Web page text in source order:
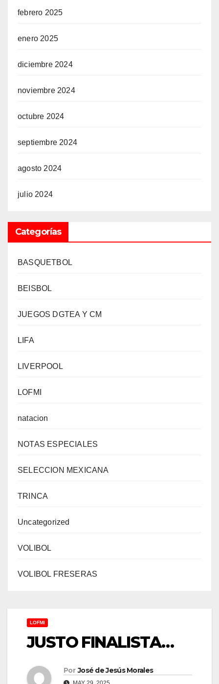
febrero 2025
enero 2025
diciembre 2024
noviembre 2024
octubre 2024
septiembre 2024
agosto 2024
julio 2024
Categorías
BASQUETBOL
BEISBOL
JUEGOS DGTEA Y CM
LIFA
LIVERPOOL
LOFMI
natacion
NOTAS ESPECIALES
SELECCION MEXICANA
TRINCA
Uncategorized
VOLIBOL
VOLIBOL FRESERAS
LOFMI
JUSTO FINALISTA…
Por José de Jesús Morales